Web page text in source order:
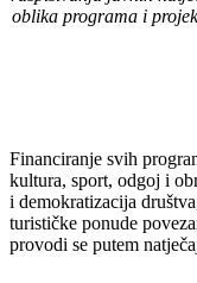
oblika programa i
Financiranje svih
kultura, sport, odgoj i
i demokratizacija
turističke ponude
provodi se putem